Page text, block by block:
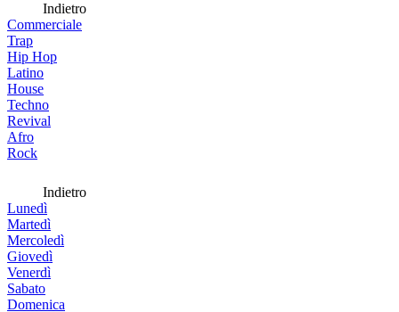
Indietro
Commerciale
Trap
Hip Hop
Latino
House
Techno
Revival
Afro
Rock
Indietro
Lunedì
Martedì
Mercoledì
Giovedì
Venerdì
Sabato
Domenica